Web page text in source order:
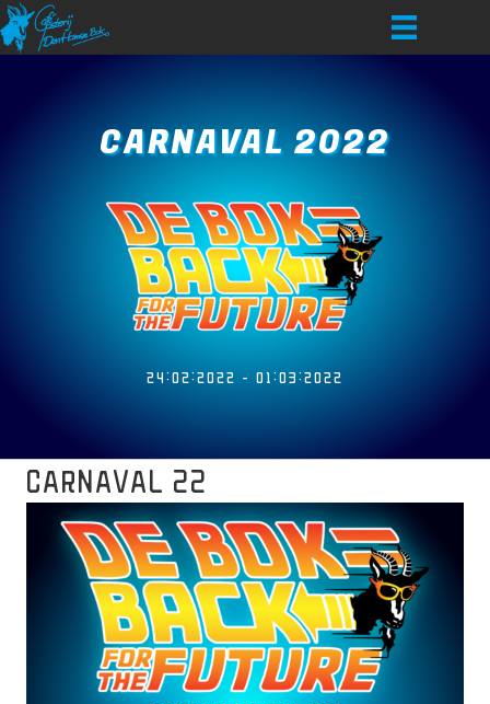
CARNAVAL 2022
24:02:2022 - 01:03:2022
CARNAVAL 22